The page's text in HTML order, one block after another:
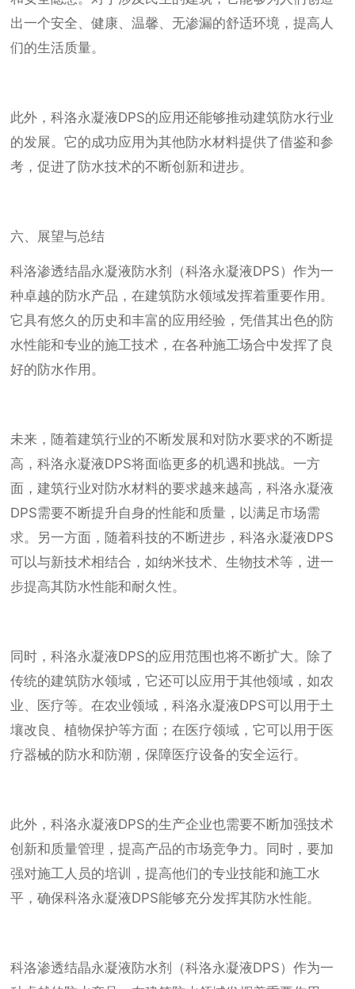
出一个安全、健康、温馨、无渗漏的舒适环境，提高人
们的生活质量。
此外，科洛永凝液DPS的应用还能够推动建筑防水行业
的发展。它的成功应用为其他防水材料提供了借鉴和参
考，促进了防水技术的不断创新和进步。
六、展望与总结
科洛渗透结晶永凝液防水剂（科洛永凝液DPS）作为一
种卓越的防水产品，在建筑防水领域发挥着重要作用。
它具有悠久的历史和丰富的应用经验，凭借其出色的防
水性能和专业的施工技术，在各种施工场合中发挥了良
好的防水作用。
未来，随着建筑行业的不断发展和对防水要求的不断提
高，科洛永凝液DPS将面临更多的机遇和挑战。一方
面，建筑行业对防水材料的要求越来越高，科洛永凝液
DPS需要不断提升自身的性能和质量，以满足市场需
求。另一方面，随着科技的不断进步，科洛永凝液DPS
可以与新技术相结合，如纳米技术、生物技术等，进一
步提高其防水性能和耐久性。
同时，科洛永凝液DPS的应用范围也将不断扩大。除了
传统的建筑防水领域，它还可以应用于其他领域，如农
业、医疗等。在农业领域，科洛永凝液DPS可以用于土
壤改良、植物保护等方面；在医疗领域，它可以用于医
疗器械的防水和防潮，保障医疗设备的安全运行。
此外，科洛永凝液DPS的生产企业也需要不断加强技术
创新和质量管理，提高产品的市场竞争力。同时，要加
强对施工人员的培训，提高他们的专业技能和施工水
平，确保科洛永凝液DPS能够充分发挥其防水性能。
科洛渗透结晶永凝液防水剂（科洛永凝液DPS）作为一